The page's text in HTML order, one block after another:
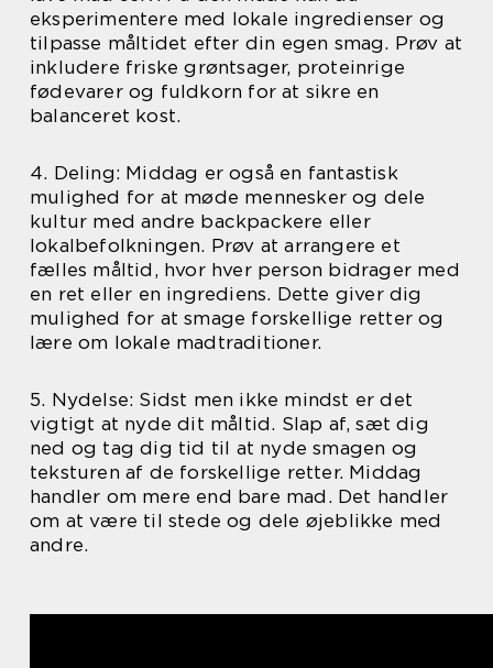
eksperimentere med lokale ingredienser og
tilpasse måltidet efter din egen smag. Prøv at
inkludere friske grøntsager, proteinrige
fødevarer og fuldkorn for at sikre en
balanceret kost.
4. Deling: Middag er også en fantastisk
mulighed for at møde mennesker og dele
kultur med andre backpackere eller
lokalbefolkningen. Prøv at arrangere et
fælles måltid, hvor hver person bidrager med
en ret eller en ingrediens. Dette giver dig
mulighed for at smage forskellige retter og
lære om lokale madtraditioner.
5. Nydelse: Sidst men ikke mindst er det
vigtigt at nyde dit måltid. Slap af, sæt dig
ned og tag dig tid til at nyde smagen og
teksturen af de forskellige retter. Middag
handler om mere end bare mad. Det handler
om at være til stede og dele øjeblikke med
andre.